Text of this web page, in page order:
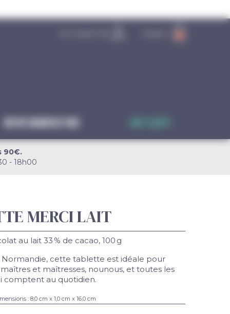
Notre manufacture
90€.
- 18h00
MERCI LAIT
au lait 33 % de cacao, 100 g
cette tablette est idéale pour
et maîtresses, nounous, et toutes les
comptent au quotidien.
: 8,0 cm x 1,0 cm x 16,0 cm